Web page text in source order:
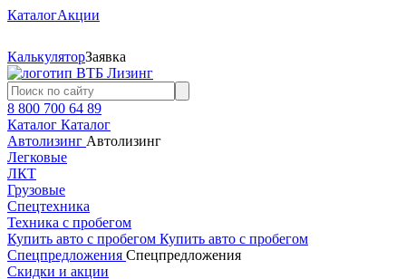
КаталогАкции
КалькуляторЗаявка
8 800 700 64 89
Каталог Каталог
Автолизинг Автолизинг
Легковые
ЛКТ
Грузовые
Спецтехника
Техника с пробегом
Купить авто с пробегом Купить авто с пробегом
Спецпредложения Спецпредложения
Скидки и акции